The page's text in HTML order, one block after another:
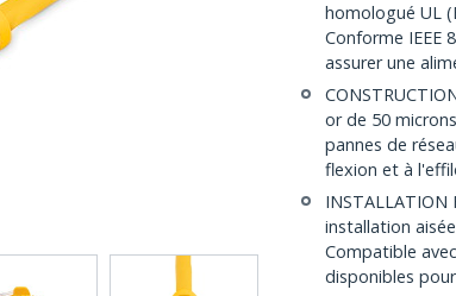
homologué UL
Conforme IEEE
assurer une
or de 50
pannes de
flexion et à
INSTALLATION
installation
Compatible
disponibles